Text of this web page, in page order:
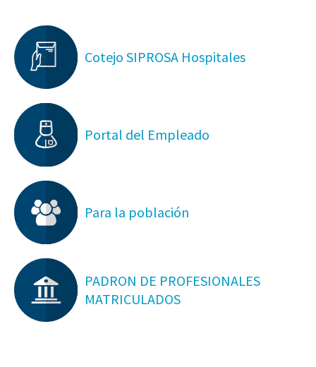
Cotejo SIPROSA Hospitales
Portal del Empleado
Para la población
PADRON DE PROFESIONALES
MATRICULADOS